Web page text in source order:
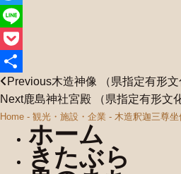
Twitter
Line
Pocket
共
有
Previous木造神像 （県指定有形文
Next鹿島神社宮殿 （県指定有形文
Home - 観光・施設・企業 - 木造釈迦三尊坐
ホーム
きたぶら